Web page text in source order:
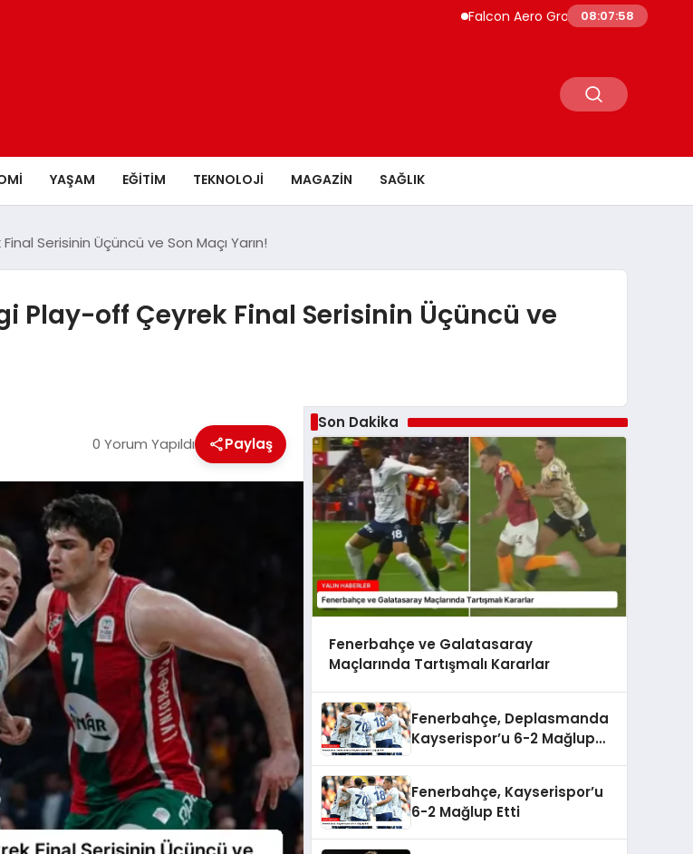
Falcon Aero Group, Küresel Havacılık
08:07:59
YAŞAM EĞİTİM TEKNOLOJİ MAGAZİN SAĞLIK
Serisinin Üçüncü ve Son Maçı Yarın!
Play-off Çeyrek Final Serisinin Üçüncü ve
0 Yorum Yapıldı Paylaş
Son Dakika
Fenerbahçe ve Galatasaray
Maçlarında Tartışmalı Kararlar
Fenerbahçe, Deplasmanda
Kayserispor’u 6-2 Mağlup
Fenerbahçe, Kayserispor’u
6-2 Mağlup Etti